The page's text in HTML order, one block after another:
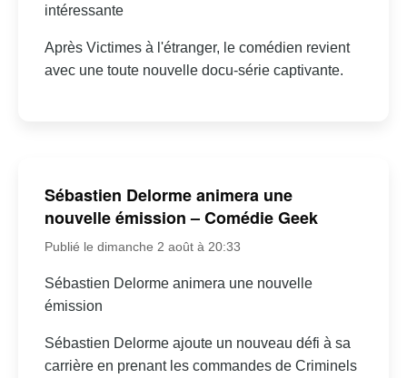
intéressante
Après Victimes à l'étranger, le comédien revient
avec une toute nouvelle docu-série captivante.
Sébastien Delorme animera une
nouvelle émission – Comédie Geek
Publié le dimanche 2 août à 20:33
Sébastien Delorme animera une nouvelle
émission
Sébastien Delorme ajoute un nouveau défi à sa
carrière en prenant les commandes de Criminels